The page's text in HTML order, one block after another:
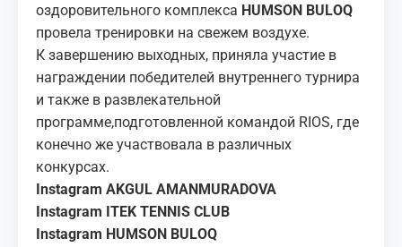
оздоровительного комплекса HUMSON BULOQ
провела тренировки на свежем воздухе.
К завершению выходных, приняла участие в
награждении победителей внутреннего турнира
и также в развлекательной
программе,подготовленной командой RIOS, где
конечно же участвовала в различных
конкурсах.
Instagram AKGUL AMANMURADOVA
Instagram ITEK TENNIS CLUB
Instagram HUMSON BULOQ